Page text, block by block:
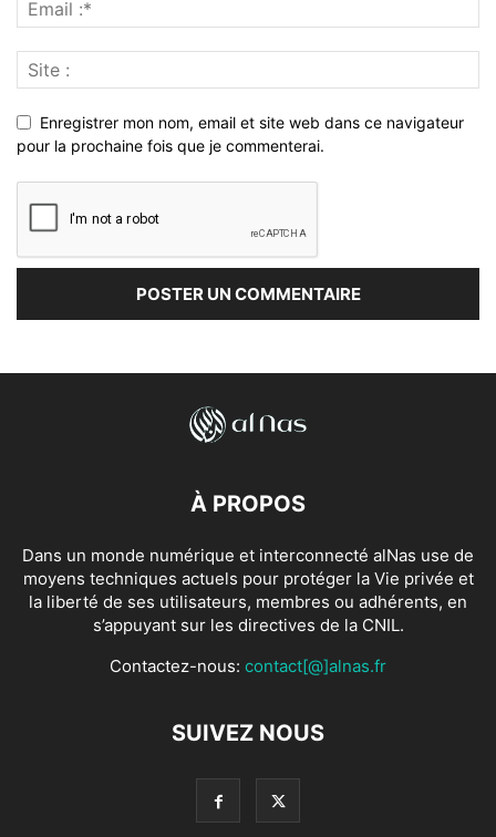
Enregistrer mon nom, email et site web dans ce navigateur
pour la prochaine fois que je commenterai.
À PROPOS
Dans un monde numérique et interconnecté alNas use de
moyens techniques actuels pour protéger la Vie privée et
la liberté de ses utilisateurs, membres ou adhérents, en
s’appuyant sur les directives de la CNIL.
Contactez-nous: contact[@]alnas.fr
SUIVEZ NOUS